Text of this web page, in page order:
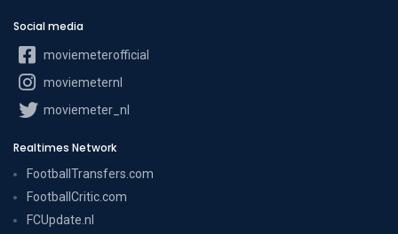
Social media
moviemeterofficial
moviemeternl
moviemeter_nl
Realtimes Network
FootballTransfers.com
FootballCritic.com
FCUpdate.nl